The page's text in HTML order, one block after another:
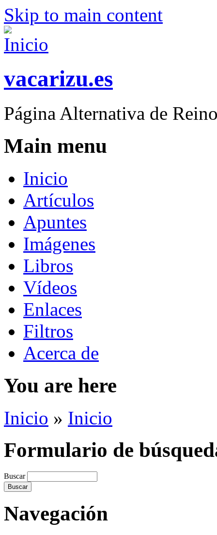
Skip to main content
vacarizu.es
Página Alternativa de
Main menu
Inicio
Artículos
Apuntes
Imágenes
Libros
Vídeos
Enlaces
Filtros
Acerca de
You are here
Inicio » Inicio
Formulario de
Buscar
Navegación